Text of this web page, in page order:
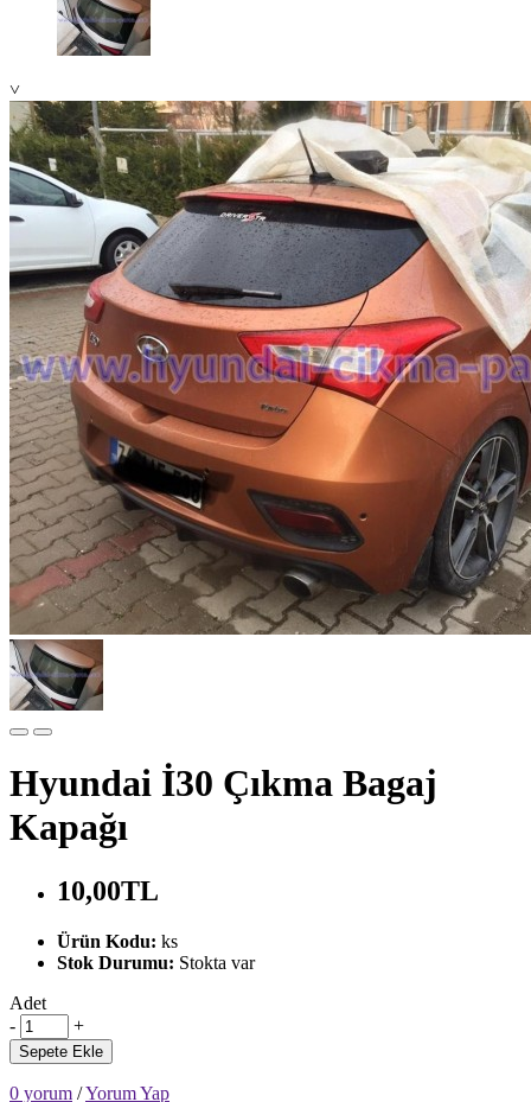
˅
Hyundai İ30 Çıkma Bagaj
Kapağı
10,00TL
Ürün Kodu: ks
Stok Durumu: Stokta var
Adet
-
+
Sepete Ekle
0 yorum /Yorum Yap